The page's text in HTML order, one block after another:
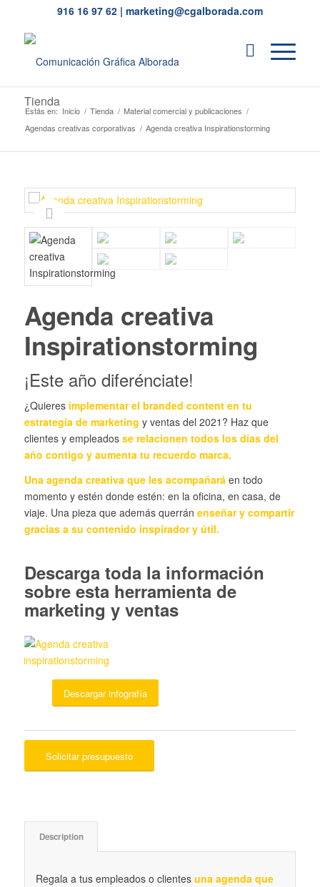
916 16 97 62| marketing@cgalborada.com
Tienda
Estás en: Inicio / Tienda / Material comercial y publicaciones /
Agendas creativas corporativas / Agenda creativa Inspirationstorming
Agenda creativa
Inspirationstorming
¡Este año diferénciate!
¿Quieres implementar el branded content en tu
estrategia de marketing y ventas del 2021? Haz que
clientes y empleados se relacionen todos los días del
año contigo y aumenta tu recuerdo marca.
Una agenda creativa que les acompañará en todo
momento y estén donde estén: en la oficina, en casa, de
viaje. Una pieza que además querrán enseñar y compartir
gracias a su contenido inspirador y útil.
Descarga toda la información
sobre esta herramienta de
marketing y ventas
Descargar infografía
Solicitar presupuesto
Description
Regala a tus empleados o clientes una agenda que